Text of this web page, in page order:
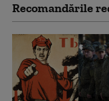
Recomandările